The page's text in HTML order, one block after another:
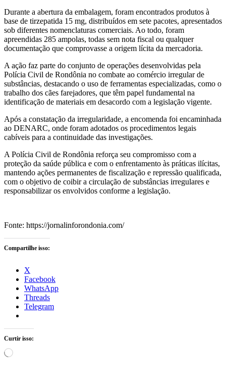
Durante a abertura da embalagem, foram encontrados produtos à
base de tirzepatida 15 mg, distribuídos em sete pacotes, apresentados
sob diferentes nomenclaturas comerciais. Ao todo, foram
apreendidas 285 ampolas, todas sem nota fiscal ou qualquer
documentação que comprovasse a origem lícita da mercadoria.
A ação faz parte do conjunto de operações desenvolvidas pela
Polícia Civil de Rondônia no combate ao comércio irregular de
substâncias, destacando o uso de ferramentas especializadas, como o
trabalho dos cães farejadores, que têm papel fundamental na
identificação de materiais em desacordo com a legislação vigente.
Após a constatação da irregularidade, a encomenda foi encaminhada
ao DENARC, onde foram adotados os procedimentos legais
cabíveis para a continuidade das investigações.
A Polícia Civil de Rondônia reforça seu compromisso com a
proteção da saúde pública e com o enfrentamento às práticas ilícitas,
mantendo ações permanentes de fiscalização e repressão qualificada,
com o objetivo de coibir a circulação de substâncias irregulares e
responsabilizar os envolvidos conforme a legislação.
Fonte: https://jornalinforondonia.com/
Compartilhe isso:
X
Facebook
WhatsApp
Threads
Telegram
Curtir isso:
Carregando...